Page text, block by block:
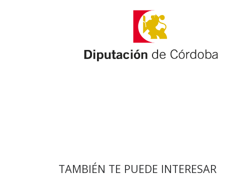
TAMBIÉN TE PUEDE INTERESAR